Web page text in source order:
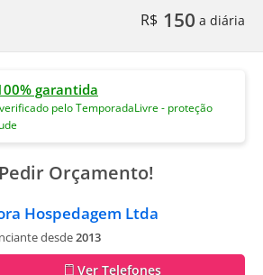
R$ 150 a diária
garantida
pelo TemporadaLivre - proteção
Pedir Orçamento!
Hospedagem Ltda
desde2013
Ver Telefones